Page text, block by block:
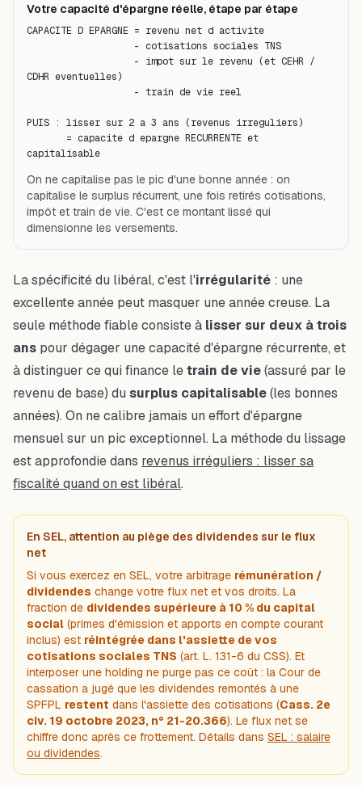
Votre capacité d'épargne réelle, étape par étape
CAPACITE D EPARGNE = revenu net d activite
CDHR eventuelles)
PUIS : lisser sur 2 a 3 ans (revenus irreguliers)
capitalisable
On ne capitalise pas le pic d'une bonne année : on
capitalise le surplus récurrent, une fois retirés cotisations,
impôt et train de vie. C'est ce montant lissé qui
dimensionne les versements.
La spécificité du libéral, c'est l'irrégularité : une
excellente année peut masquer une année creuse. La
seule méthode fiable consiste à lisser sur deux à trois
ans pour dégager une capacité d'épargne récurrente, et
à distinguer ce qui finance letrain de vie(assuré par le
revenu de base) du surplus capitalisable(les bonnes
années). On ne calibre jamais un effort d'épargne
mensuel sur un pic exceptionnel. La méthode du lissage
est approfondie dans revenus irréguliers : lisser sa
fiscalité quand on est libéral.
En SEL, attention au piège des dividendes sur le flux
net
Si vous exercez en SEL, votre arbitrage rémunération /
dividendes change votre flux net et vos droits. La
fraction de dividendes supérieure à 10 % du capital
social (primes d'émission et apports en compte courant
inclus) est réintégrée dans l'assiette de vos
cotisations sociales TNS (art. L. 131-6 du CSS). Et
interposer une holding ne purge pas ce coût : la Cour de
cassation a jugé que les dividendes remontés à une
SPFPL restent dans l'assiette des cotisations (Cass. 2e
civ. 19 octobre 2023, n° 21-20.366). Le flux net se
chiffre donc après ce frottement. Détails dans SEL : salaire
ou dividendes.